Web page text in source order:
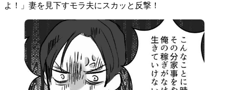
よ！」妻を見下すモラ夫にスカッと反撃！